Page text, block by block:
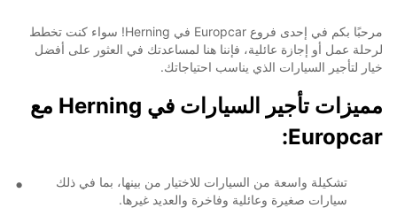
مرحبًا بكم في إحدى فروع Europcar في Herning! سواء كنت تخطط
لرحلة عمل أو إجازة عائلية، فإننا هنا لمساعدتك في العثور على أفضل
خيار لتأجير السيارات الذي يناسب احتياجاتك.
مميزات تأجير السيارات في Herning مع
Europcar:
تشكيلة واسعة من السيارات للاختيار من بينها، بما في ذلك
سيارات صغيرة وعائلية وفاخرة والعديد غيرها.